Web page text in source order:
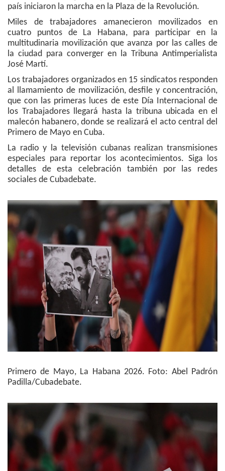
país iniciaron la marcha en la Plaza de la Revolución.
Miles de trabajadores amanecieron movilizados en
cuatro puntos de La Habana, para participar en la
multitudinaria movilización que avanza por las calles de
la ciudad para converger en la Tribuna Antimperialista
José Martí.
Los trabajadores organizados en 15 sindicatos responden
al llamamiento de movilización, desfile y concentración,
que con las primeras luces de este Día Internacional de
los Trabajadores llegará hasta la tribuna ubicada en el
malecón habanero, donde se realizará el acto central del
Primero de Mayo en Cuba.
La radio y la televisión cubanas realizan transmisiones
especiales para reportar los acontecimientos. Siga los
detalles de esta celebración también por las redes
sociales de Cubadebate.
Primero de Mayo, La Habana 2026. Foto: Abel Padrón
Padilla/Cubadebate.